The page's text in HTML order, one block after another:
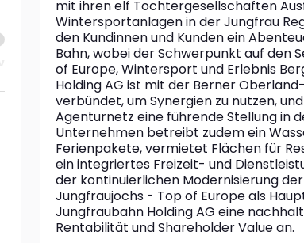
mit ihren elf Tochtergesellschaften
Wintersportanlagen in der Jungfrau
den Kundinnen und Kunden ein
Bahn, wobei der Schwerpunkt auf den
of Europe, Wintersport und Erlebnis
Holding AG ist mit der Berner
verbündet, um Synergien zu nutzen,
Agenturnetz eine führende Stellung in
Unternehmen betreibt zudem ein
Ferienpakete, vermietet Flächen für
ein integriertes Freizeit- und
der kontinuierlichen Modernisierung
Jungfraujochs - Top of Europe als
Jungfraubahn Holding AG eine
Rentabilität und Shareholder Value an.